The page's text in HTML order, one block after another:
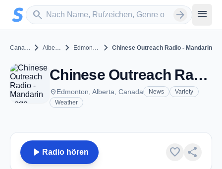
Zum Hauptinhalt springen
search
Sender suchen arrow_forward menu
Canada chevron_right Alberta chevron_right Edmonton chevron_right Chinese Outreach Radio - Mandarin
Chinese Outreach Radio - Mandarin - Edmonton, AB
placeEdmonton, Alberta, Canada News
Variety
Weather
play_arrow Radio hören favorite share